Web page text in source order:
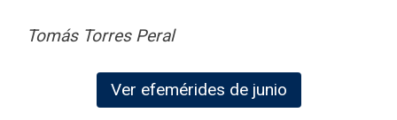
Tomás Torres Peral
Ver efemérides de junio